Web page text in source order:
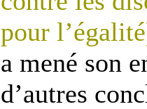
pour
a mené son
d’autres